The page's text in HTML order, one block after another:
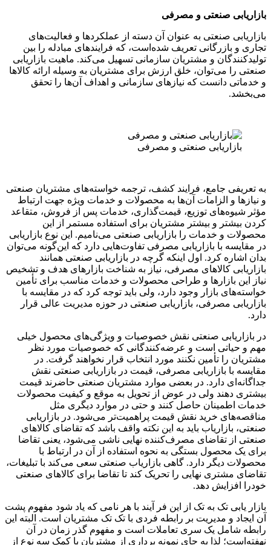
بازاریابی صنعتی و مصرفی
بازاریابی صنعتی به عنوان آن دسته از عملکردها و فعالیت‌های
تجاری و بازرگانی تعریف شده‌است، که فرایندهای مبادله را بین
تولیدکنندگان و مشتریان سازمانی تسهیل می‌کند. ماهیت بازاریابی
صنعتی را می‌توان، خلق ارزش برای مشتریان به وسیله ارائه کالاها
و خدماتی دانست که نیازهای سازمانی و اهداف آن‌ها را تحقق
می‌بخشد.
بازاریابی صنعتی و مصرفی
به تعریفی جامع، فرایند کشف، ترجمه خواسته‌های مشتریان صنعتی
و نیازها و الزامات آن‌ها به محصولات و خدمات ویژه جهت ارتباط
مؤثر شیوه‌های توزیع، قیمت‌گذاری، خدمات پس از فروش، متقاعد
کردن بیشتر و بیشتر مشتریان برای استفاده مستمر از این
محصولات و خدمات را بازاریابی صنعتی می‌نامیم. این نوع بازاریابی
در مقایسه با بازاریابی مصرفی تفاوت‌هایی دارد که این‌گونه می‌توان
بدان اشاره کرد. اول اینکه گرچه در بازاریابی صنعتی همانند
بازاریابی کالاهای مصرفی، نیاز به شناخت بازارهای هدف و تشخیص
نیاز این بازارها و طراحی محصولات و خدمات مناسب برای تأمین
خواسته‌های بازار وجود دارد، ولی باید توجه کرد که در مقایسه با
بازاریابی مصرفی، بازاریابی صنعتی در حوزه مدیریت عالی قرار
دارد.
در بازاریابی صنعتی نقش خصوصیات و ویژگی‌های محصول خیلی
مهم و حیاتی است و عرضه‌کنندگانی که خصوصیات مورد نظر
مشتریان را تأمین نکنند مورد انتخاب قرار نخواهند گرفت. در
مقایسه با بازاریابی مصرفی، قیمت در بازاریابی صنعتی نقش
جداگانه‌ای دارد. در بعضی موارد مشتریان صنعتی حاضرند قیمت
بیشتری دهند ولی در عوض از تحویل به موقع و کیفیت محصولات
خدمات اطمینان حاصل کنند و حتی در موارد دیگری مثل
مناقصه‌های خرید نقش قیمت پراهمیت‌تر می‌شود. در بازاریابی
صنعتی، بازاریاب باید به این نکته واقف باشد که تقاضای کالاهای
صنعتی از تقاضای مصرف‌کننده نهایی ناشی می‌شود، یعنی تقاضا
برای یک محصول بستگی به نحوه استفاده از آن در ارتباط با
محصولات دیگر دارد. گاهی بازاریاب صنعتی سعی می‌کند با تبلیغات،
تقاضای مشتری نهایی را تحریک کند تا تقاضا برای کالاهای صنعتی
خودرا افزایش دهد.
بازار یابی تک به تک از این فر آیند با هر نامی که یاد شود مفهوم پشت
آن ایجاد و مدیریت بر رابطه فردی با تک تک مشتریان است. البته این
رابطه شامل یک سری تعاملات است و مفهوم گذر زمان در آن
نهفته‌است؛ لذا به جای نمونه برداری از مشتریان با کمک سه نوع از